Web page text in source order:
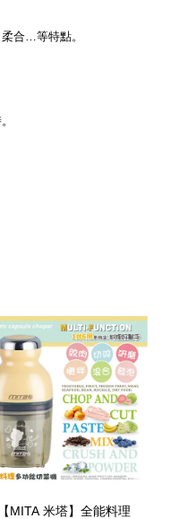
合…等特點。
【MITA 米塔】全能料理